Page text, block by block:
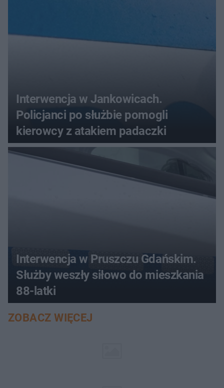
Interwencja w Jankowicach.
Policjanci po służbie pomogli
kierowcy z atakiem padaczki
Interwencja w Pruszczu Gdańskim.
Służby weszły siłowo do mieszkania
88-latki
ZOBACZ WIĘCEJ